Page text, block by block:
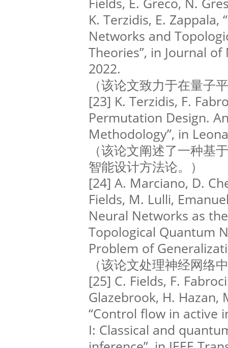
K. Terzidis, E. Zappala,
Networks and
Theories”, in Journal
2022.
（该论文致力于在量子
[23] K. Terzidis, F.
Permutation Design.
Methodology”, in
（该论文阐述了一种基
智能设计方法论。）
[24] A. Marciano, D.
Fields, M. Lulli,
Neural Networks as
Topological Quantum
Problem of
（该论文处理神经网络
[25] C. Fields, F.
Glazebrook, H. Hazan,
“Control flow in active
I: Classical and